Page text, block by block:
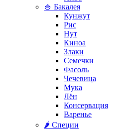
🍚 Бакалея
Кунжут
Рис
Нут
Киноа
Злаки
Семечки
Фасоль
Чечевица
Мука
Лён
Консервация
Варенье
🌶️ Специи